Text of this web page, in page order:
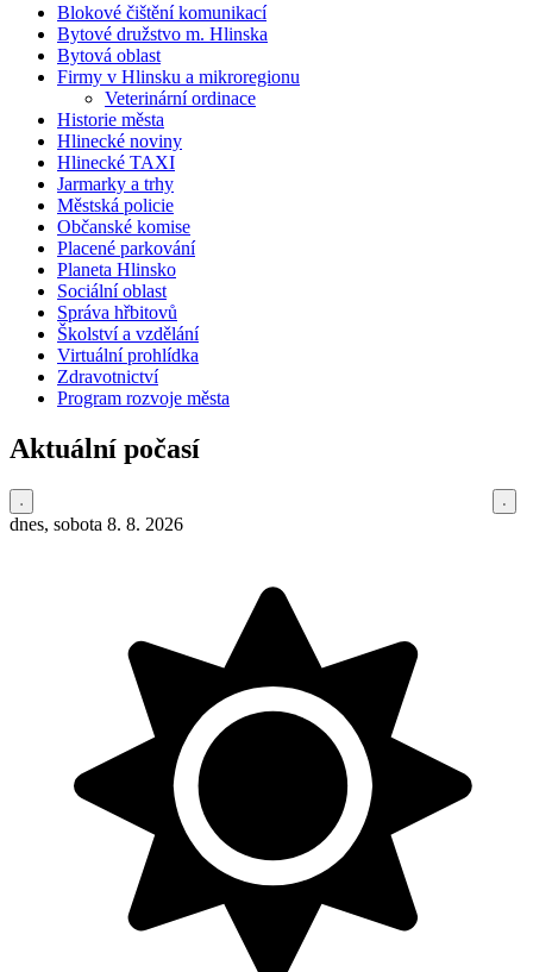
Blokové čištění komunikací
Bytové družstvo m. Hlinska
Bytová oblast
Firmy v Hlinsku a mikroregionu
Veterinární ordinace
Historie města
Hlinecké noviny
Hlinecké TAXI
Jarmarky a trhy
Městská policie
Občanské komise
Placené parkování
Planeta Hlinsko
Sociální oblast
Správa hřbitovů
Školství a vzdělání
Virtuální prohlídka
Zdravotnictví
Program rozvoje města
Aktuální počasí
dnes, sobota 8. 8. 2026